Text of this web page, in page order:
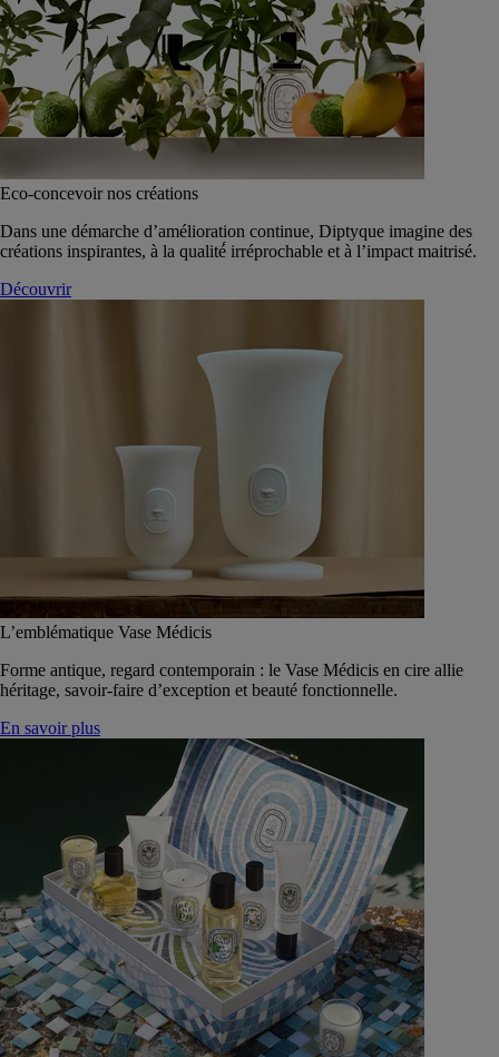
Eco-concevoir nos créations
Dans une démarche d’amélioration continue, Diptyque imagine des
créations inspirantes, à la qualité́ irréprochable et à l’impact maitrisé.
Découvrir
L’emblématique Vase Médicis
Forme antique, regard contemporain : le Vase Médicis en cire allie
héritage, savoir-faire d’exception et beauté fonctionnelle.
En savoir plus